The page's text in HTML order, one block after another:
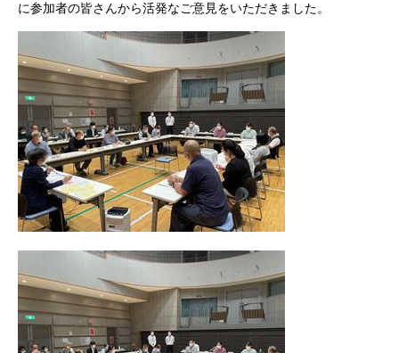
に参加者の皆さんから活発なご意見をいただきました。